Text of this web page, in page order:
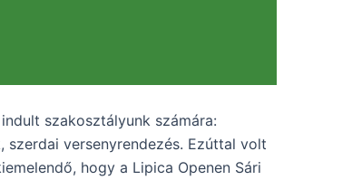
szakosztályunk számára:
szerdai versenyrendezés. Ezúttal volt
hogy a Lipica Openen Sári